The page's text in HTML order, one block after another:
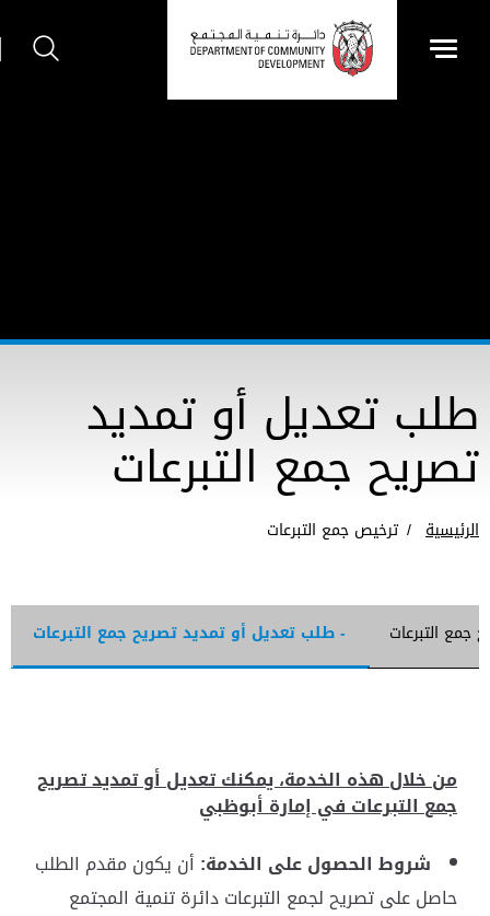
طلب تعديل أو تمديد
تصريح جمع التبرعات
الرئيسية ترخيص جمع التبرعات
جمع التبرعات - طلب تعديل أو تمديد تصريح جمع التبرعات
من خلال هذه الخدمة، يمكنك تعديل أو تمديد تصريح
جمع التبرعات في إمارة أبوظبي
شروط الحصول على الخدمة: أن يكون مقدم الطلب
حاصل على تصريح لجمع التبرعات دائرة تنمية المجتمع